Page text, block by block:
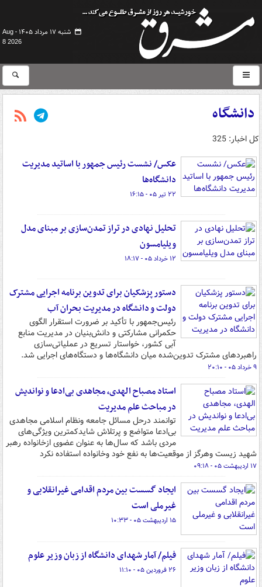
شنبه ۱۷ مرداد ۱۴۰۵ -
Aug
8 2026
دانشگاه
کل اخبار: 325
عکس/ نشست رئیس جمهور با اساتید مدیریت
دانشگاه‌ها
۲۲ تیر ۰۵ - ۱۶:۱۵
تحلیل نهادی در تراز تمدن‌سازی بر مبنای مدل
ویلیامسون
۱۲ خرداد ۰۵ - ۱۸:۱۷
دستور پزشکیان برای تدوین برنامه اجرایی مشترک
دولت و دانشگاه در مدیریت بحران آب
رئیس‌جمهور با تأکید بر ضرورت استقرار الگوی
حکمرانی مشارکتی و دانش‌بنیان در مدیریت منابع
آبی کشور، خواستار تسریع در عملیاتی‌سازی
راهبردهای مشترک تدوین‌شده میان دانشگاه‌ها و دستگاه‌های اجرایی شد.
۹ خرداد ۰۵ - ۲۰:۱۰
استاد مصباح الهدی، مجاهدی بی‌ادعا و نواندیش
در مباحث علم مدیریت
توانمند درحل مسائل جامعه ونظام اسلامی مجاهدی
بی‌ادعا متواضع و پرتلاش شایدکمترین ویژگی‌های
مردی باشد که سال‌ها به عنوان عضوی ازخانواده رهبر
شهید زیست وهرگز از موقعیت‌ها به نفع خود وخانواده استفاده نکرد
۱۷ اردیبهشت ۰۵ - ۰۹:۱۸
ایجاد گسست بین مردم اقدامی غیرانقلابی و
غیرملی است
۱۵ اردیبهشت ۰۵ - ۱۰:۳۳
فیلم/ آمار شهدای دانشگاه از زبان وزیر علوم
۲۶ فروردین ۰۵ - ۱۱:۱۰